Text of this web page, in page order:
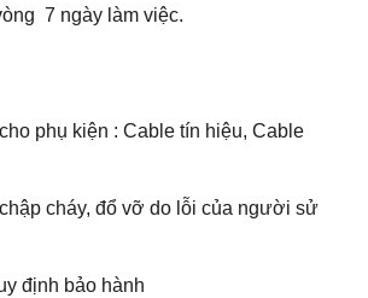
7 ngày làm việc.
phụ kiện : Cable tín hiệu, Cable
cháy, đổ vỡ do lỗi của người sử
định bảo hành